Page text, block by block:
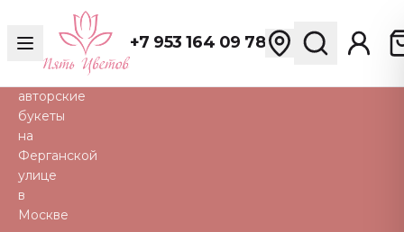
+7 953 164 09 78
пионы,
тюльпаны
авторские
букеты
на
Ферганской
улице
в
Москве